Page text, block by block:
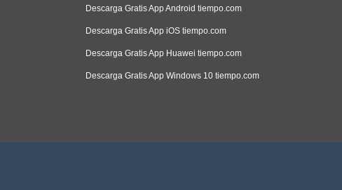
Descarga Gratis App Android tiempo.com
Descarga Gratis App iOS tiempo.com
Descarga Gratis App Huawei tiempo.com
Descarga Gratis App Windows 10 tiempo.com